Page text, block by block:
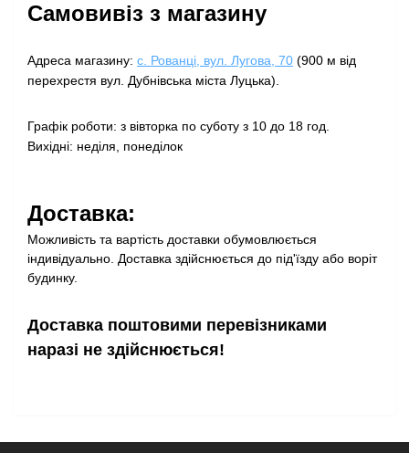
Самовивіз з магазину
Адреса магазину: с. Рованці, вул. Лугова, 70 (900 м від
перехрестя вул. Дубнівська міста Луцька).
Графік роботи: з вівторка по суботу з 10 до 18 год.
Вихідні: неділя, понеділок
Доставка:
Можливість та вартість доставки обумовлюється
індивідуально. Доставка здійснюється до під'їзду або воріт
будинку.
Доставка поштовими перевізниками
наразі не здійснюється!